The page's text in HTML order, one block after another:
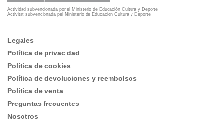
Actividad subvencionada por el Ministerio de Educación Cultura y Deporte
Activitat subvencionada pel Ministerio de Educación Cultura y Deporte
Legales
Política de privacidad
Política de cookies
Política de devoluciones y reembolsos
Política de venta
Preguntas frecuentes
Nosotros